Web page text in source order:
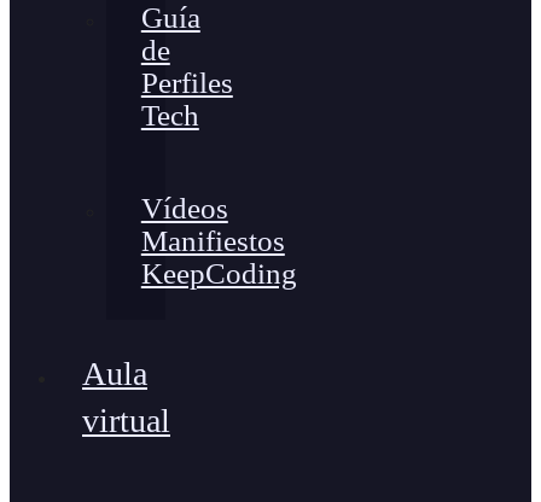
Guía
de
Perfiles
Tech
Vídeos
Manifiestos
KeepCoding
Aula
virtual